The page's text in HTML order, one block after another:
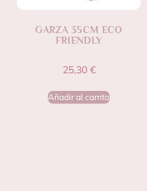
GARZA 35CM ECO
FRIENDLY
25,30 €
Añadir al carrito